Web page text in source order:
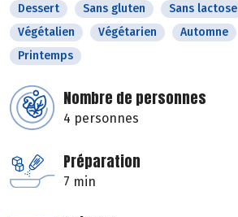
Dessert Sans gluten Sans lactose
Végétalien
Végétarien Automne
Printemps
Nombre de personnes
4 personnes
Préparation
7 min